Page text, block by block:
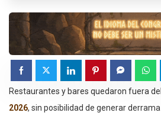
Restaurantes y bares quedaron fuera del
2026, sin posibilidad de generar